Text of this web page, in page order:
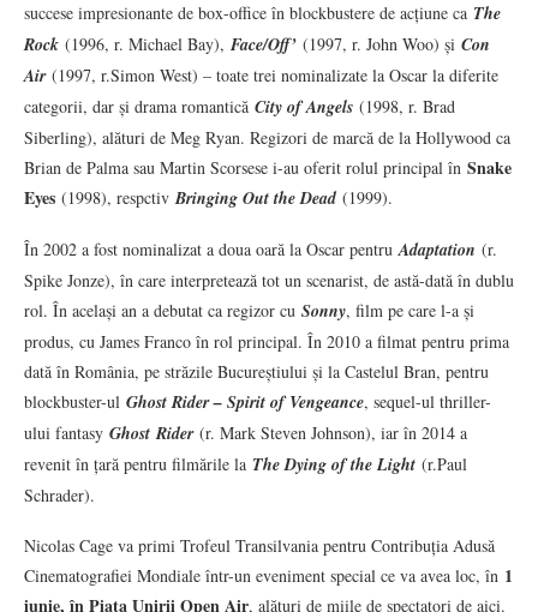
succese impresionante de box-office în blockbustere de acțiune ca The
Rock (1996, r. Michael Bay), Face/Off’ (1997, r. John Woo) și Con
Air(1997, r.Simon West) – toate trei nominalizate la Oscar la diferite
categorii, dar și drama romantică City of Angels (1998, r. Brad
Siberling), alături de Meg Ryan. Regizori de marcă de la Hollywood ca
Brian de Palma sau Martin Scorsese i-au oferit rolul principal în Snake
Eyes (1998), respctivBringing Out the Dead (1999).
În 2002 a fost nominalizat a doua oară la Oscar pentruAdaptation (r.
Spike Jonze), în care interpretează tot un scenarist, de astă-dată în dublu
rol. În același an a debutat ca regizor cu Sonny, film pe care l-a și
produs, cu James Franco în rol principal. În 2010 a filmat pentru prima
dată în România, pe străzile Bucureștiului și la Castelul Bran, pentru
blockbuster-ul Ghost Rider – Spirit of Vengeance, sequel-ul thriller-
ului fantasy GhostRider(r. Mark Steven Johnson), iar în 2014 a
revenit în țară pentru filmările la The Dying of the Light (r.Paul
Schrader).
Nicolas Cage va primi Trofeul Transilvania pentru Contribuția Adusă
Cinematografiei Mondiale într-un eveniment special ce va avea loc, în 1
iunie, în Piața Unirii Open Air, alături de miile de spectatori de aici.